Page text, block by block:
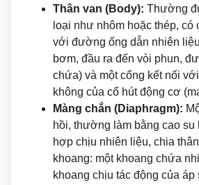
Thân van (Body): Thường
loại như nhôm hoặc thép, có
với đường ống dẫn nhiên
bơm, đầu ra đến vòi phun,
chứa) và một cổng kết nối
không của cổ hút động cơ
Màng chắn (Diaphragm):
hồi, thường làm bằng cao su
hợp chịu nhiên liệu, chia
khoang: một khoang chứa
khoang chịu tác động của áp